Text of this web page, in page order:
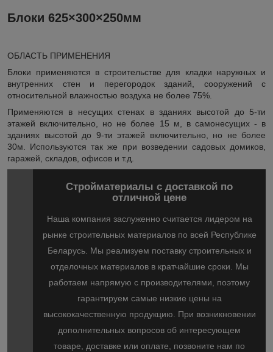
Блоки 625×300×250мм
ОБЛАСТЬ ПРИМЕНЕНИЯ
Блоки применяются в строительстве для кладки наружных и
внутренних стен и перегородок зданий, сооружений с
относительной влажностью воздуха не более 75%.
Применяются в несущих стенах в зданиях высотой до 5-ти
этажей включительно, но не более 15 м, в самонесущих - в
зданиях высотой до 9-ти этажей включительно, но не более
30м. Используются так же при возведении садовых домиков,
гаражей, складов, офисов и т.д.
Стройматериалы с доставкой по
отличной цене
Наша компания заслуженно считается лидером на
рынке строительных материалов по всей Республике
Беларусь. Мы реализуем поставку строительных и
отделочных материалов в кратчайшие сроки. Мы
работаем напрямую с производителями, поэтому
гарантируем самые низкие цены на
высококачественную продукцию. При возникновении
дополнительных вопросов об интересующем
товаре, доставке или оплате, позвоните нам по